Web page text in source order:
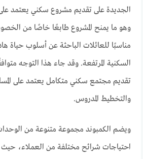
الجديدة على تقديم مشروع سكني يعتمد
وهو ما يمنح المشروع طابعًا خاصًا من
مناسبًا للعائلات الباحثة عن أسلوب حياة
السكنية المرتفعة. وقد جاء هذا التوجه
تقديم مجتمع سكني متكامل يعتمد على
والتخطيط المدروس.
ويضم الكمبوند مجموعة متنوعة من
احتياجات شرائح مختلفة من العملاء،